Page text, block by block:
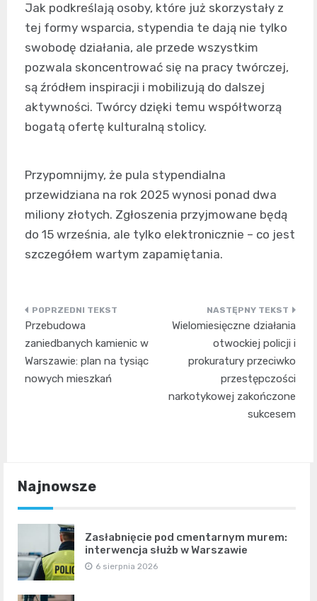
Jak podkreślają osoby, które już skorzystały z
tej formy wsparcia, stypendia te dają nie tylko
swobodę działania, ale przede wszystkim
pozwala skoncentrować się na pracy twórczej,
są źródłem inspiracji i mobilizują do dalszej
aktywności. Twórcy dzięki temu współtworzą
bogatą ofertę kulturalną stolicy.
Przypomnijmy, że pula stypendialna
przewidziana na rok 2025 wynosi ponad dwa
miliony złotych. Zgłoszenia przyjmowane będą
do 15 września, ale tylko elektronicznie – co jest
szczegółem wartym zapamiętania.
Nawigacja
wpisu
Przebudowa
zaniedbanych kamienic w
Warszawie: plan na tysiąc
nowych mieszkań
Wielomiesięczne działania
otwockiej policji i
prokuratury przeciwko
przestępczości
narkotykowej zakończone
sukcesem
Najnowsze
Zasłabnięcie pod cmentarnym murem:
interwencja służb w Warszawie
6 sierpnia 2026